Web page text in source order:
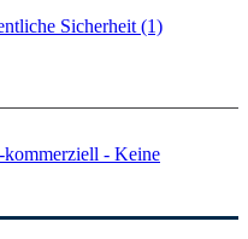
Sicherheit (1)
- Keine